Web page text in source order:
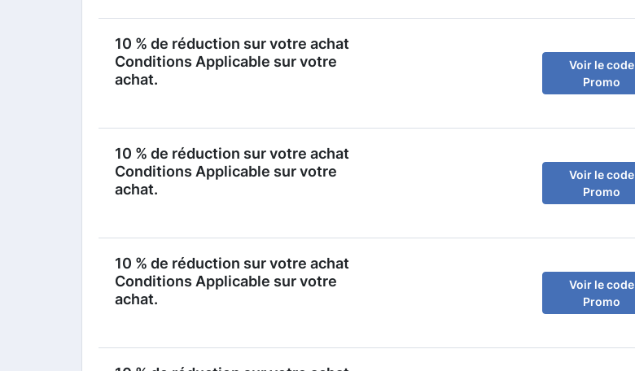
10 % de réduction sur votre achat
Conditions Applicable sur votre
achat.
Voir le code
Promo
10 % de réduction sur votre achat
Conditions Applicable sur votre
achat.
Voir le code
Promo
10 % de réduction sur votre achat
Conditions Applicable sur votre
achat.
Voir le code
Promo